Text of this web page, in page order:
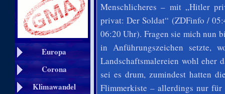
Europa
Corona
Klimawandel
Menschlicheres – mit „Hitler
privat: Der Soldat“ (ZDFinfo /
06:20 Uhr). Fragen sie mich nun
in Anführungszeichen setzte,
Landschaftsmalereien wohl eher
sei es drum, zumindest hatten
Flimmerkiste – allerdings nur für